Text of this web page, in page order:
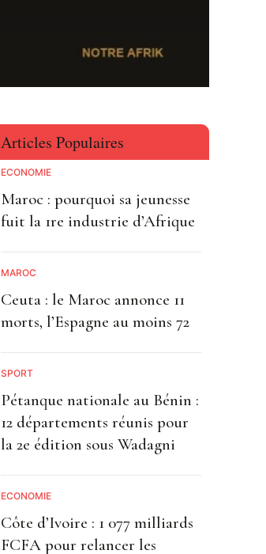
Articles Populaires
ECONOMIE
Maroc : pourquoi sa jeunesse
fuit la 1re industrie d’Afrique
MAROC
Ceuta : le Maroc annonce 11
morts, l’Espagne au moins 72
SPORT
Pétanque nationale au Bénin :
12 départements réunis pour
la 2e édition sous Wadagni
ECONOMIE
Côte d’Ivoire : 1 077 milliards
FCFA pour relancer les